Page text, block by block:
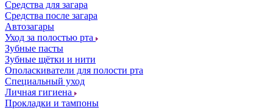
Средства для загара
Средства после загара
Автозагары
Уход за полостью рта
Зубные пасты
Зубные щётки и нити
Ополаскиватели для полости рта
Специальный уход
Личная гигиена
Прокладки и тампоны